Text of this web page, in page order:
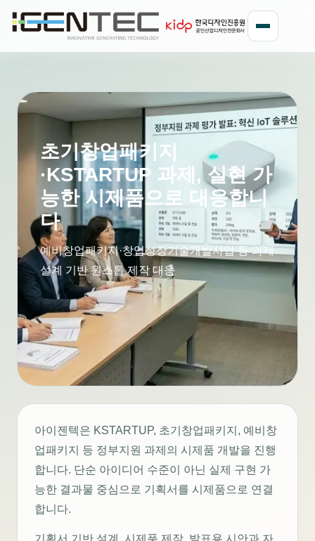
초기창업패키지
·KSTARTUP 과제, 실현 가
능한 시제품으로 대응합니
다
예비창업패키지·창업성장기술개발사업 등 과제
설계 기반 원스톱 제작 대응
아이젠텍은 KSTARTUP, 초기창업패키지, 예비창
업패키지 등 정부지원 과제의 시제품 개발을 진행
합니다. 단순 아이디어 수준이 아닌 실제 구현 가
능한 결과물 중심으로 기획서를 시제품으로 연결
합니다.